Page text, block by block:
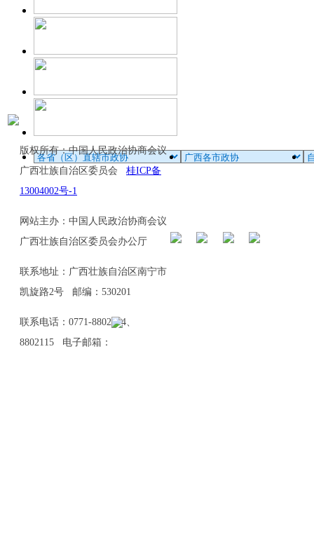
版权所有：中国人民政治协商会议
广西壮族自治区委员会 桂ICP备
13004002号-1
网站主办：中国人民政治协商会议
广西壮族自治区委员会办公厅
联系地址：广西壮族自治区南宁市
凯旋路2号 邮编：530201
联系电话：0771-8802114、
8802115 电子邮箱：